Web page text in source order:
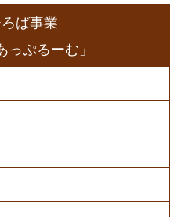
ば事業
っぷるーむ」